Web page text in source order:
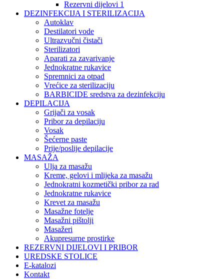
Rezervni dijelovi 1
DEZINFEKCIJA I STERILIZACIJA
Autoklav
Destilatori vode
Ultrazvučni čistači
Sterilizatori
Aparati za zavarivanje
Jednokratne rukavice
Spremnici za otpad
Vrećice za sterilizaciju
BARBICIDE sredstva za dezinfekciju
DEPILACIJA
Grijači za vosak
Pribor za depilaciju
Vosak
Šećerne paste
Prije/poslije depilacije
MASAŽA
Ulja za masažu
Kreme, gelovi i mlijeka za masažu
Jednokratni kozmetički pribor za rad
Jednokratne rukavice
Krevet za masažu
Masažne fotelje
Masažni pištolji
Masažeri
Akupresurne prostirke
REZERVNI DIJELOVI I PRIBOR
UREDSKE STOLICE
E-katalozi
Kontakt